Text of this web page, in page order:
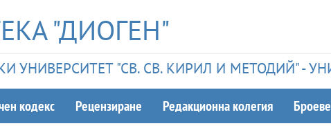
"ДИОГЕН"
УНИВЕРСИТЕТ "СВ. СВ. КИРИЛ И МЕТОДИЙ" -
кодекс Рецензиране Редакционна колегия Броеве